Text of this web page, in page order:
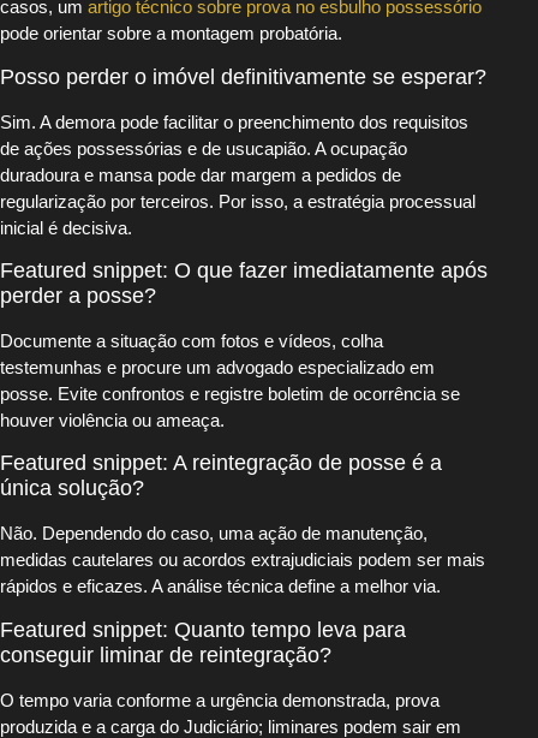
casos, um artigo técnico sobre prova no esbulho possessório
pode orientar sobre a montagem probatória.
Posso perder o imóvel definitivamente se esperar?
Sim. A demora pode facilitar o preenchimento dos requisitos
de ações possessórias e de usucapião. A ocupação
duradoura e mansa pode dar margem a pedidos de
regularização por terceiros. Por isso, a estratégia processual
inicial é decisiva.
Featured snippet: O que fazer imediatamente após
perder a posse?
Documente a situação com fotos e vídeos, colha
testemunhas e procure um advogado especializado em
posse. Evite confrontos e registre boletim de ocorrência se
houver violência ou ameaça.
Featured snippet: A reintegração de posse é a
única solução?
Não. Dependendo do caso, uma ação de manutenção,
medidas cautelares ou acordos extrajudiciais podem ser mais
rápidos e eficazes. A análise técnica define a melhor via.
Featured snippet: Quanto tempo leva para
conseguir liminar de reintegração?
O tempo varia conforme a urgência demonstrada, prova
produzida e a carga do Judiciário; liminares podem sair em